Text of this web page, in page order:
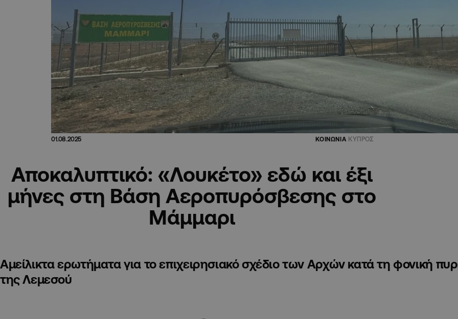
01.08.2025 ΚΟΙΝΩΝΙΑ ΚΥΠΡΟΣ
Αποκαλυπτικό: «Λουκέτο» εδώ και έξι
μήνες στη Βάση Αεροπυρόσβεσης στο
Μάμμαρι
Αμείλικτα ερωτήματα για το επιχειρησιακό σχέδιο των Αρχών κατά τη φονική
της Λεμεσού